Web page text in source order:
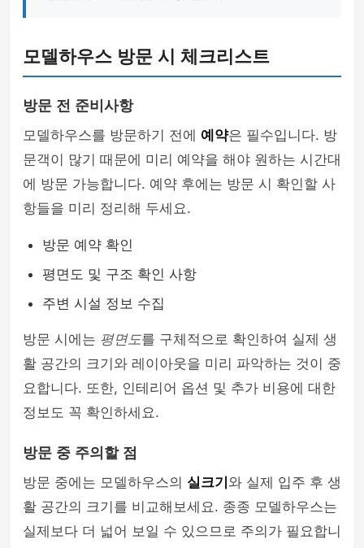
모델하우스 방문 시 체크리스트
방문 전 준비사항
모델하우스를 방문하기 전에 예약은 필수입니다. 방
문객이 많기 때문에 미리 예약을 해야 원하는 시간대
에 방문 가능합니다. 예약 후에는 방문 시 확인할 사
항들을 미리 정리해 두세요.
방문 예약 확인
평면도 및 구조 확인 사항
주변 시설 정보 수집
방문 시에는 평면도를 구체적으로 확인하여 실제 생
활 공간의 크기와 레이아웃을 미리 파악하는 것이 중
요합니다. 또한, 인테리어 옵션 및 추가 비용에 대한
정보도 꼭 확인하세요.
방문 중 주의할 점
방문 중에는 모델하우스의 실크기 와 실제 입주 후 생
활 공간의 크기를 비교해보세요. 종종 모델하우스는
실제보다 더 넓어 보일 수 있으므로 주의가 필요합니